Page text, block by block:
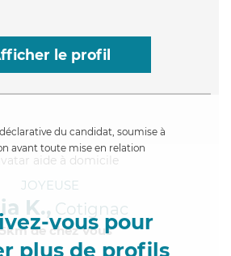
le profil
du candidat, soumise à
avant toute mise en relation
vous pour
plus de profils
JOYEUSE
K., Cotignac
de chez Vous